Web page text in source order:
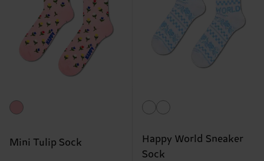
Mini Tulip Sock
Happy World Sneaker
Sock